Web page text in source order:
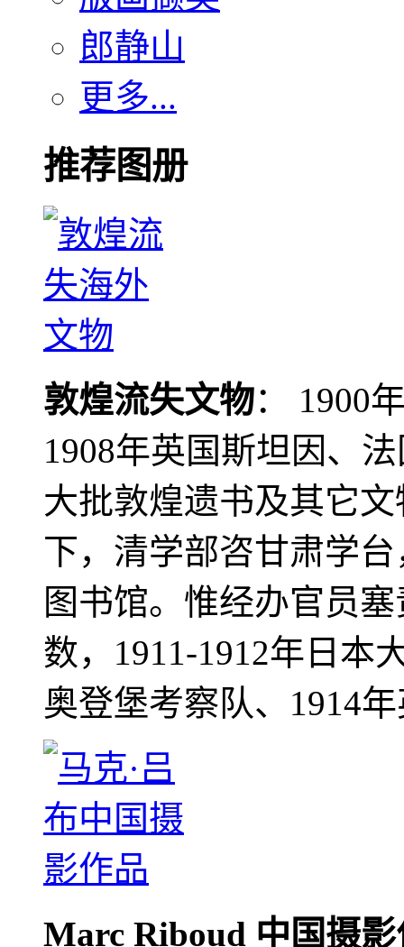
郎静山
更多...
推荐图册
敦煌流失文物： 1900
1908年英国斯坦因、
大批敦煌遗书及其它
下，清学部咨甘肃学
图书馆。惟经办官员
数，1911-1912年日本
奥登堡考察队、1914
Marc Riboud 中国摄